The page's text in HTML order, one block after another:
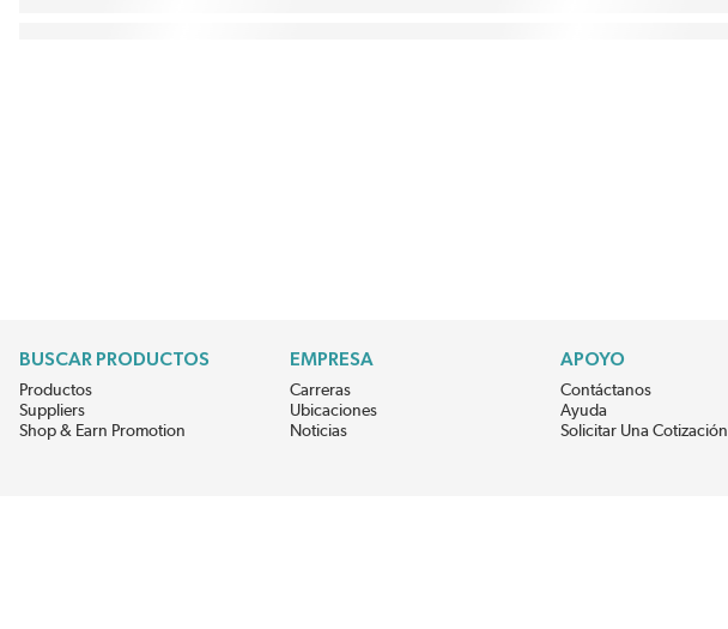
BUSCAR PRODUCTOS
Productos
Suppliers
Shop & Earn Promotion
EMPRESA
Carreras
Ubicaciones
Noticias
APOYO
Contáctanos
Ayuda
Solicitar Una Cotización